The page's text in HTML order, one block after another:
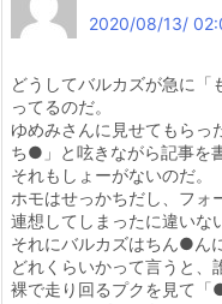
2020/08/13/
どうしてバルカズが急に「
ってるのだ。
ゆめみさんに見せてもらっ
ち●」と呟きながら記事を
それもしょーがないのだ。
ホモはせっかちだし、フォ
連想してしまったに違いな
それにバルカズはちん●ん
どれくらいかって言うと
裸で走り回るプクを見て